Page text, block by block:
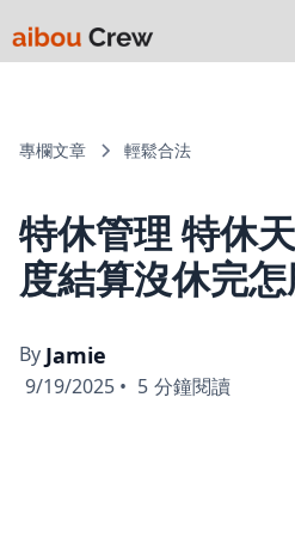
專欄文章 輕鬆合法
特休管理 特休
度結算沒休完怎
By Jamie
9/19/2025 • 5 分鐘閱讀